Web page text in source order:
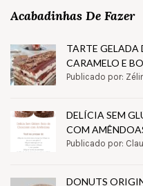
Acabadinhas De Fazer
TARTE GELADA
CARAMELO E
Publicado por:
DELÍCIA SEM
COM
Publicado por:
DONUTS